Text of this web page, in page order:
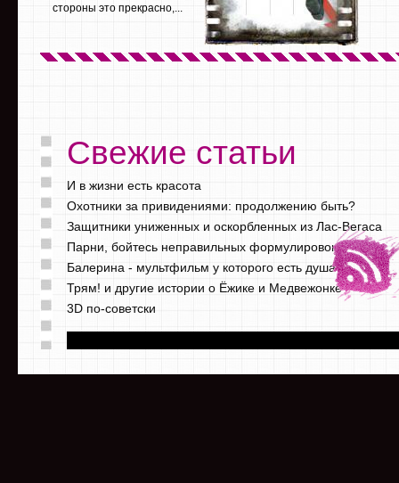
стороны это прекрасно,...
Свежие статьи
И в жизни есть красота
Охотники за привидениями: продолжению быть?
Защитники униженных и оскорбленных из Лас-Вегаса
Парни, бойтесь неправильных формулировок
Балерина - мультфильм у которого есть душа
Трям! и другие истории о Ёжике и Медвежонке
3D по-советски